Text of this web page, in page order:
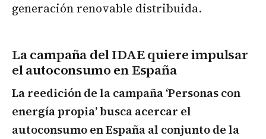
generación renovable distribuida.
La campaña del IDAE quiere impulsar
el autoconsumo en España
La reedición de la campaña ‘Personas con
energía propia’ busca acercar el
autoconsumo en España al conjunto de la